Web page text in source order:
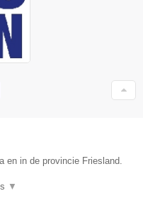
en in de provincie Friesland.
▼